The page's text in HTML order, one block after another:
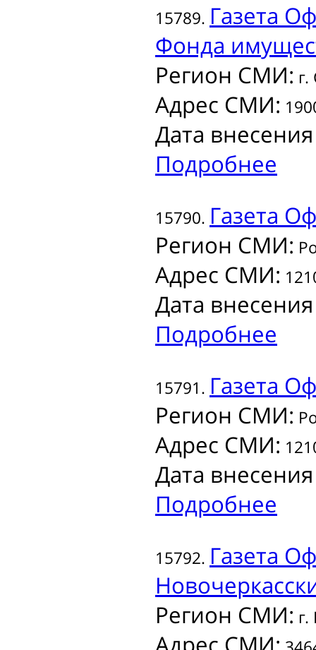
15789. Газета
Фонда
Регион СМИ:
Адрес СМИ:
Дата
Подробнее
15790. Газета
Регион СМИ:
Адрес СМИ:
Дата
Подробнее
15791. Газета
Регион СМИ:
Адрес СМИ:
Дата
Подробнее
15792. Газета
Регион СМИ: